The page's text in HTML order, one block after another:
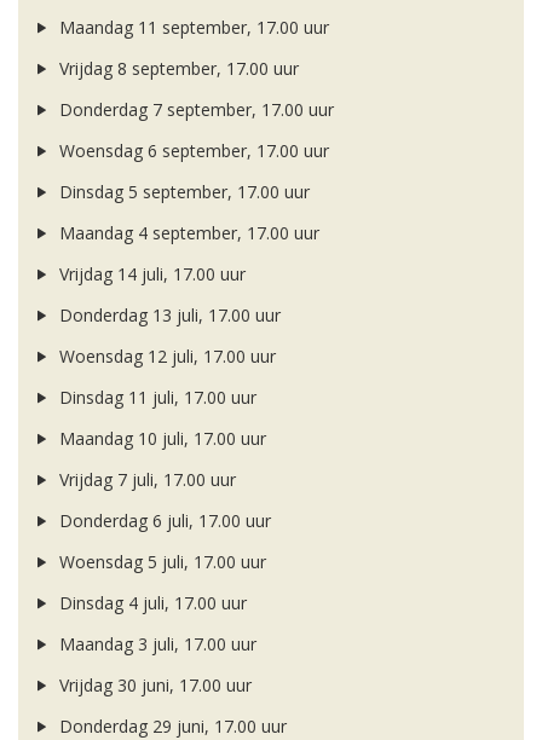
Maandag 11 september, 17.00 uur
Vrijdag 8 september, 17.00 uur
Donderdag 7 september, 17.00 uur
Woensdag 6 september, 17.00 uur
Dinsdag 5 september, 17.00 uur
Maandag 4 september, 17.00 uur
Vrijdag 14 juli, 17.00 uur
Donderdag 13 juli, 17.00 uur
Woensdag 12 juli, 17.00 uur
Dinsdag 11 juli, 17.00 uur
Maandag 10 juli, 17.00 uur
Vrijdag 7 juli, 17.00 uur
Donderdag 6 juli, 17.00 uur
Woensdag 5 juli, 17.00 uur
Dinsdag 4 juli, 17.00 uur
Maandag 3 juli, 17.00 uur
Vrijdag 30 juni, 17.00 uur
Donderdag 29 juni, 17.00 uur